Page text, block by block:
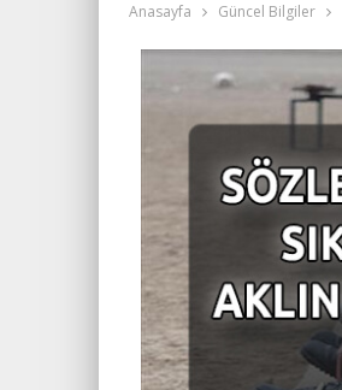
Anasayfa Güncel Bilgiler